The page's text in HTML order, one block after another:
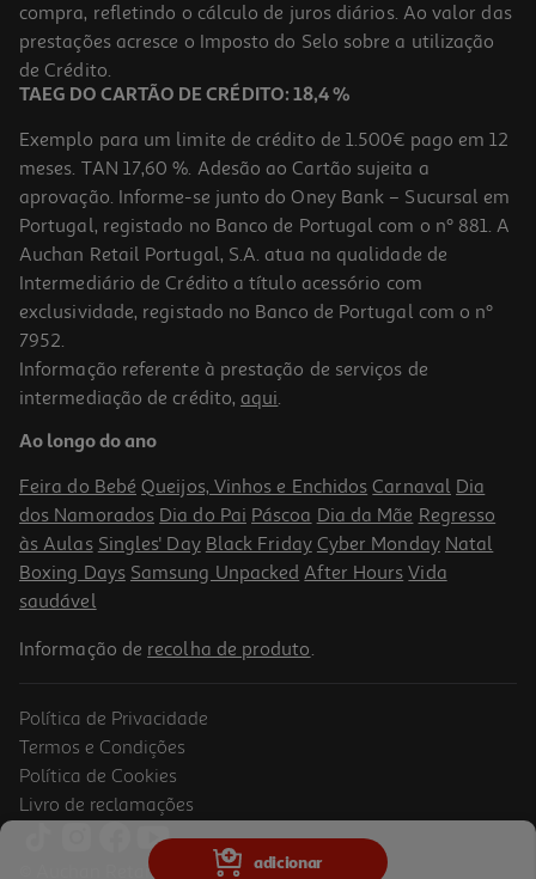
adicionar
12.99 €/un
12,99 €
4.7
Copo Transição Dr. Brown's 360 C/ Pegas Rosa 200ml 1un
11.59 €/un
11,59 €
Copo Avent Com Palhinha Verde +12meses 300ml
compra, refletindo o cálculo de juros diários. Ao valor das
prestações acresce o Imposto do Selo sobre a utilização
de Crédito.
TAEG DO CARTÃO DE CRÉDITO: 18,4 %
Exemplo para um limite de crédito de 1.500€ pago em 12
meses. TAN 17,60 %. Adesão ao Cartão sujeita a
aprovação. Informe-se junto do Oney Bank – Sucursal em
Portugal, registado no Banco de Portugal com o nº 881. A
Auchan Retail Portugal, S.A. atua na qualidade de
Intermediário de Crédito a título acessório com
exclusividade, registado no Banco de Portugal com o nº
7952.
Informação referente à prestação de serviços de
intermediação de crédito, aqui.
Ao longo do ano
Feira do Bebé Queijos, Vinhos e Enchidos Carnaval Dia
dos Namorados Dia do Pai Páscoa Dia da Mãe Regresso
às Aulas Singles' Day Black Friday Cyber Monday Natal
Boxing Days Samsung Unpacked After Hours Vida
saudável
Informação de recolha de produto.
Política de Privacidade
Termos e Condições
Política de Cookies
Livro de reclamações
© Auchan Retail Portugal